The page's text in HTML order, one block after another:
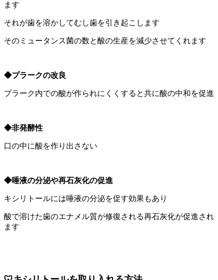
ます
それが歯を溶かしてむし歯を引き起こします
そのミュータンス菌の数と酸の生産を減少させてくれます
◆プラークの改良
プラーク内での酸が作られにくくすると共に酸の中和を促進
◆非発酵性
口の中に酸を作り出さない
◆唾液の分泌や再石灰化の促進
キシリトールには唾液の分泌を促す効果もあり
酸で溶けた歯のエナメル質が修復される再石灰化が促進され
ます